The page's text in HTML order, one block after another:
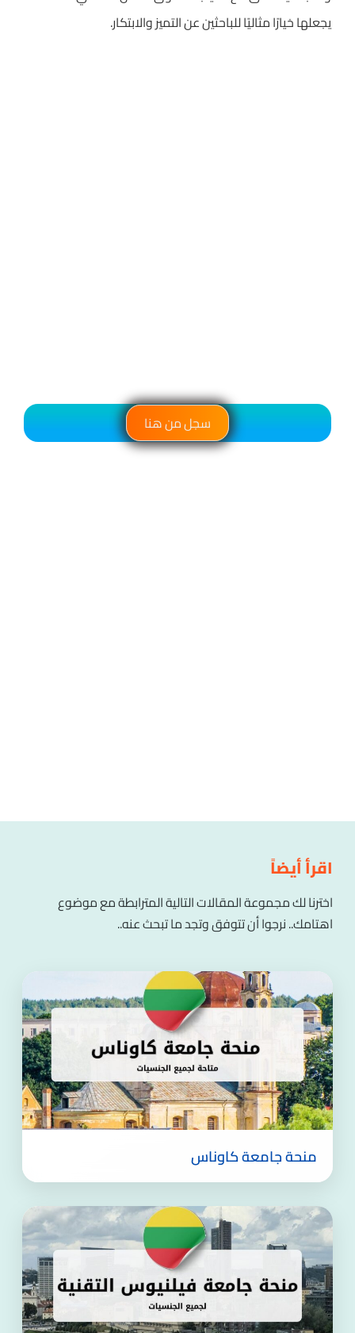
يجعلها خيارًا مثاليًا للباحثين عن التميز والابتكار.
سجل من هنا
اقرأ أيضاً
اخترنا لك مجموعة المقالات التالية المترابطة مع موضوع
اهتامك.. نرجوا أن تتوفق وتجد ما تبحث عنه..
منحة جامعة كاوناس